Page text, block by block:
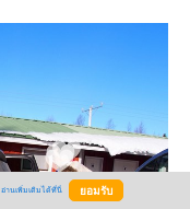
อ่านเพิ่มเติมได้ที่นี่